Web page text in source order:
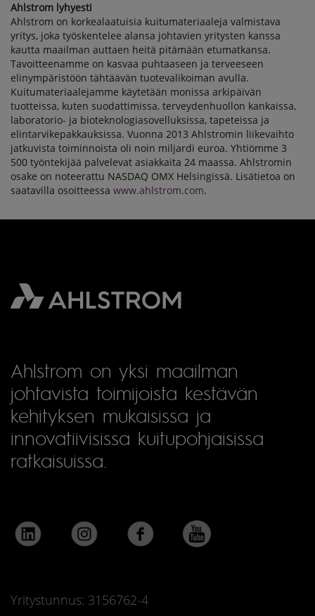
Ahlstrom lyhyesti
Ahlstrom on korkealaatuisia kuitumateriaaleja valmistava
yritys, joka työskentelee alansa johtavien yritysten kanssa
kautta maailman auttaen heitä pitämään etumatkansa.
Tavoitteenamme on kasvaa puhtaaseen ja terveeseen
elinympäristöön tähtäävän tuotevalikoiman avulla.
Kuitumateriaalejamme käytetään monissa arkipäivän
tuotteissa, kuten suodattimissa, terveydenhuollon kankaissa,
laboratorio- ja bioteknologiasovelluksissa, tapeteissa ja
elintarvikepakkauksissa. Vuonna 2013 Ahlstromin liikevaihto
jatkuvista toiminnoista oli noin miljardi euroa. Yhtiömme 3
500 työntekijää palvelevat asiakkaita 24 maassa. Ahlstromin
osake on noteerattu NASDAQ OMX Helsingissä. Lisätietoa on
saatavilla osoitteessa www.ahlstrom.com.
Ahlstrom on yksi maailman
johtavista toimijoista kestävän
kehityksen mukaisissa ja
innovatiivisissa kuitupohjaisissa
ratkaisuissa.
Yritystunnus: 3156762-4